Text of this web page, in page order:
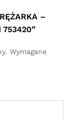
–
753420”
Wymagane